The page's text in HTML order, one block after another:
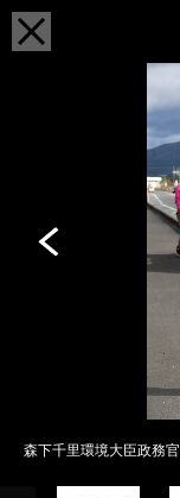
森下千里環境大臣政務官